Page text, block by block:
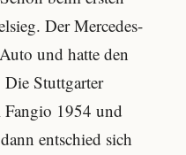
Der Mercedes-
und hatte den
Stuttgarter
Fangio 1954 und
entschied sich